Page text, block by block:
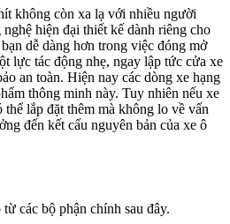
không còn xa lạ với nhiều người
hiện đại thiết kế dành riêng cho
dễ dàng hơn trong việc đóng mở
lực tác động nhẹ, ngay lập tức cửa xe
an toàn. Hiện nay các dòng xe hạng
thông minh này. Tuy nhiên nếu xe
lắp đặt thêm mà không lo về vấn
đến kết cấu nguyên bản của xe ô
các bộ phận chính sau đây.